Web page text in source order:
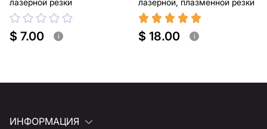
лазерной резки
$ 7.00 i
лазерной, плазменной резки
$ 18.00 i
ИНФОРМАЦИЯ